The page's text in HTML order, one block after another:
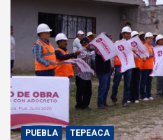
PUEBLA TEPEACA